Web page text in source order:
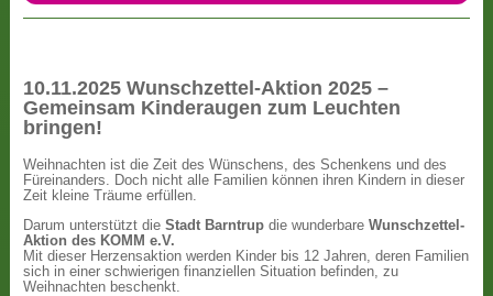
10.11.2025 Wunschzettel-Aktion 2025 –
Gemeinsam Kinderaugen zum Leuchten
bringen!
Weihnachten ist die Zeit des Wünschens, des Schenkens und des
Füreinanders. Doch nicht alle Familien können ihren Kindern in dieser
Zeit kleine Träume erfüllen.
Darum unterstützt dieStadt Barntrup die wunderbareWunschzettel-
Aktion des KOMM e.V.
Mit dieser Herzensaktion werden Kinder bis 12 Jahren, deren Familien
sich in einer schwierigen finanziellen Situation befinden, zu
Weihnachten beschenkt.